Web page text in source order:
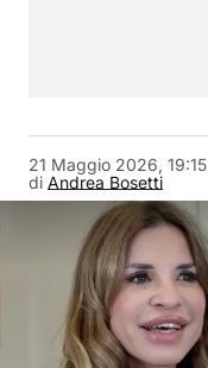
di Andrea Bosetti
21 Maggio 2026, 19:15